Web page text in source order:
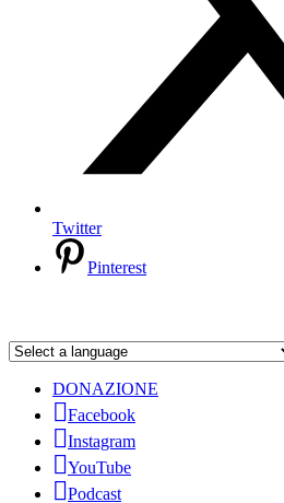
Twitter
Pinterest
DONAZIONE
Facebook
Instagram
YouTube
Podcast